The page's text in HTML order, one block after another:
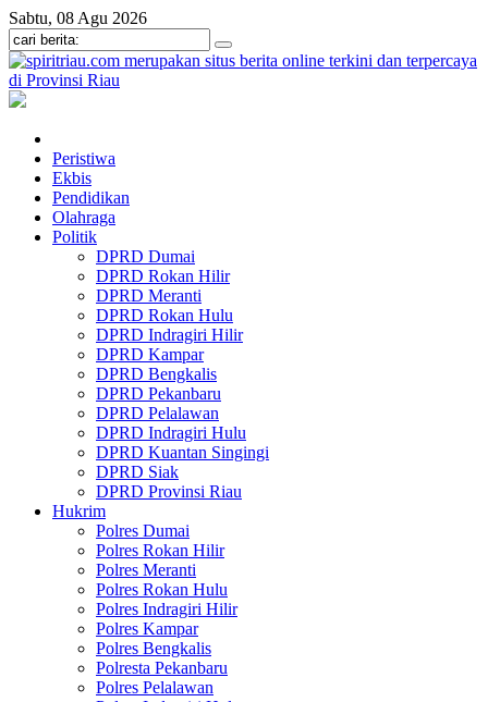
Sabtu, 08 Agu 2026
Peristiwa
Ekbis
Pendidikan
Olahraga
Politik
DPRD Dumai
DPRD Rokan Hilir
DPRD Meranti
DPRD Rokan Hulu
DPRD Indragiri Hilir
DPRD Kampar
DPRD Bengkalis
DPRD Pekanbaru
DPRD Pelalawan
DPRD Indragiri Hulu
DPRD Kuantan Singingi
DPRD Siak
DPRD Provinsi Riau
Hukrim
Polres Dumai
Polres Rokan Hilir
Polres Meranti
Polres Rokan Hulu
Polres Indragiri Hilir
Polres Kampar
Polres Bengkalis
Polresta Pekanbaru
Polres Pelalawan